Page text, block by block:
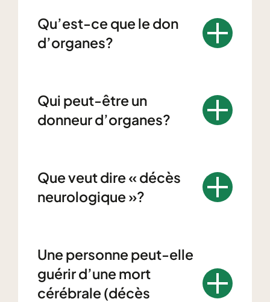
Qu’est-ce que le don
d’organes?
Qui peut-être un
donneur d’organes?
Que veut dire « décès
neurologique »?
Une personne peut-elle
guérir d’une mort
cérébrale (décès